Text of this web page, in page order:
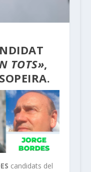
TOTS»,
candidats del